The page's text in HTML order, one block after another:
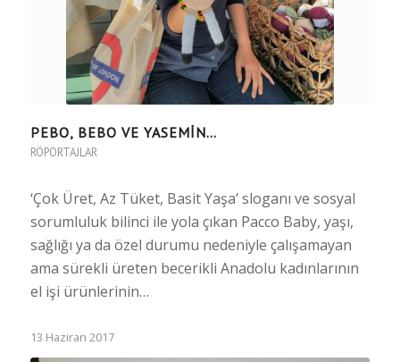
PEBO, BEBO VE YASEMIN…
RÖPORTAJLAR
‘Çok Üret, Az Tüket, Basit Yaşa’ sloganı ve sosyal
sorumluluk bilinci ile yola çıkan Pacco Baby, yaşı,
sağlığı ya da özel durumu nedeniyle çalışamayan
ama sürekli üreten becerikli Anadolu kadınlarının
el işi ürünlerinin…
13 Haziran 2017